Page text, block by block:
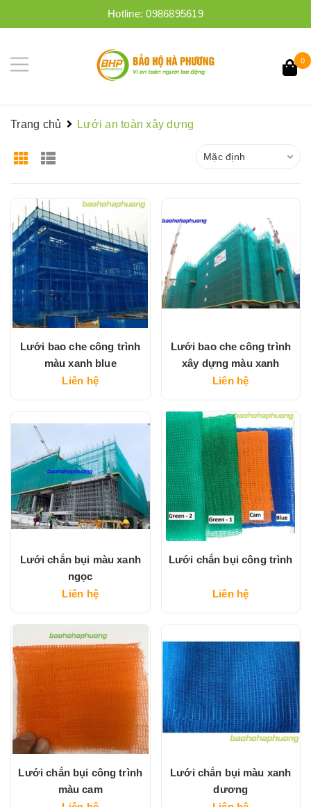
Hotline:0986895619
0
Trang chủ Lưới an toàn xây dựng
Mặc định
Lưới bao che công trình
màu xanh blue
Liên hệ
Lưới bao che công trình
xây dựng màu xanh
Liên hệ
Lưới chắn bụi màu xanh
ngọc
Liên hệ
Lưới chắn bụi công trình
Liên hệ
Lưới chắn bụi công trình
màu cam
Lưới chắn bụi màu xanh
dương